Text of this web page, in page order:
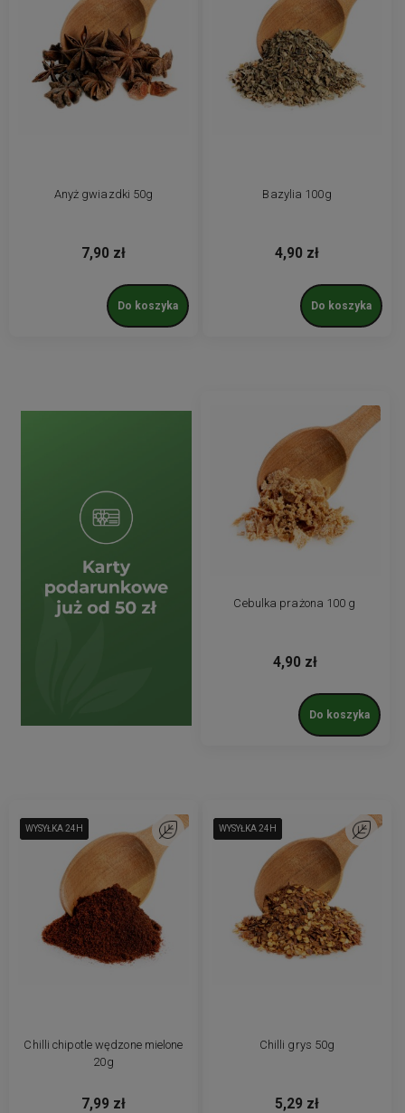
Anyż gwiazdki 50g
7,90 zł
Do koszyka
Bazylia 100g
4,90 zł
Do koszyka
Cebulka prażona 100 g
4,90 zł
Do koszyka
WYSYŁKA 24H
WYSYŁKA 24H
WYSYŁKA 24H
Chilli chipotle wędzone mielone
20g
7,99 zł
Do ulubionychWYSYŁKA 24H
WYSYŁKA 24H
WYSYŁKA 24H
Chilli grys 50g
5,29 zł
Do